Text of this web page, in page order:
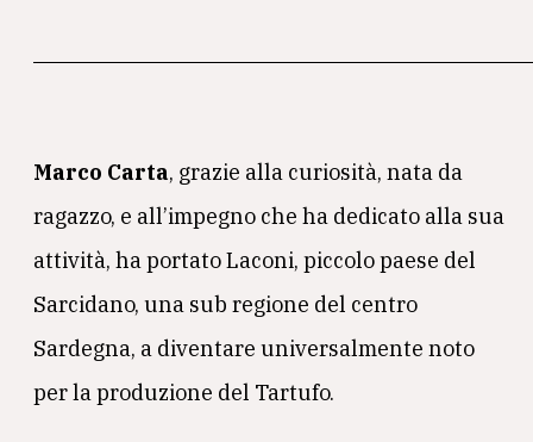
Marco Carta, grazie alla curiosità, nata da
ragazzo, e all’impegno che ha dedicato alla sua
attività, ha portato Laconi, piccolo paese del
Sarcidano, una sub regione del centro
Sardegna, a diventare universalmente noto
per la produzione del Tartufo.